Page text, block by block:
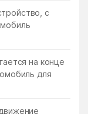
с
на конце
для